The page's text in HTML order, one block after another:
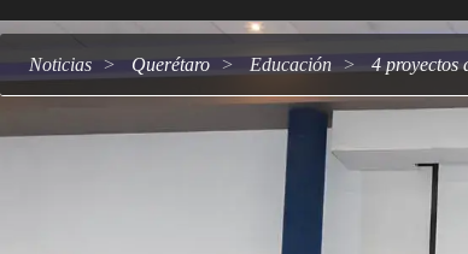
Noticias Querétaro Educación 4